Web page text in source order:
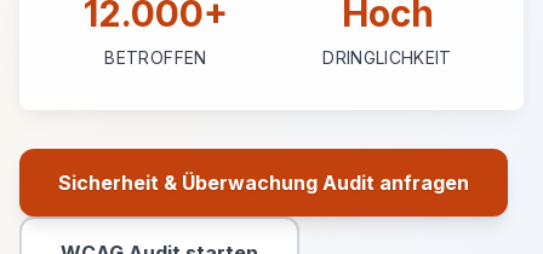
12.000+
BETROFFEN
Hoch
DRINGLICHKEIT
Sicherheit & Überwachung Audit anfragen
Primäre Aktion